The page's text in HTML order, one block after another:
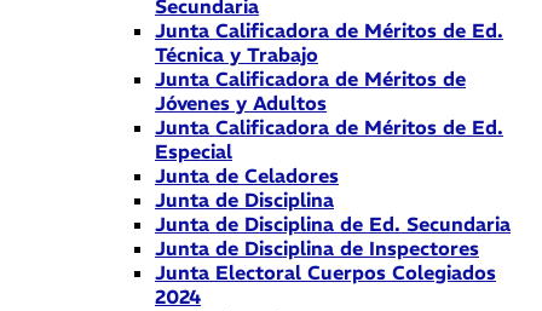
Secundaria
Junta Calificadora de Méritos de Ed.
Técnica y Trabajo
Junta Calificadora de Méritos de
Jóvenes y Adultos
Junta Calificadora de Méritos de Ed.
Especial
Junta de Celadores
Junta de Disciplina
Junta de Disciplina de Ed. Secundaria
Junta de Disciplina de Inspectores
Junta Electoral Cuerpos Colegiados
2024